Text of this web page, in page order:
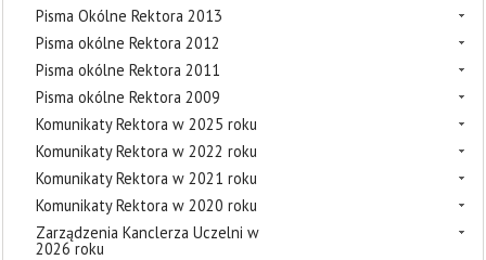
Pisma Okólne Rektora 2013
Pisma okólne Rektora 2012
Pisma okólne Rektora 2011
Pisma okólne Rektora 2009
Komunikaty Rektora w 2025 roku
Komunikaty Rektora w 2022 roku
Komunikaty Rektora w 2021 roku
Komunikaty Rektora w 2020 roku
Zarządzenia Kanclerza Uczelni w
2026 roku